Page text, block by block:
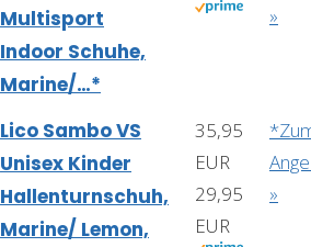
Multisport
Indoor Schuhe,
Marine/…*
»
Lico Sambo VS
Unisex Kinder
Hallenturnschuh,
Marine/ Lemon,
35,95
EUR
29,95
EUR
»